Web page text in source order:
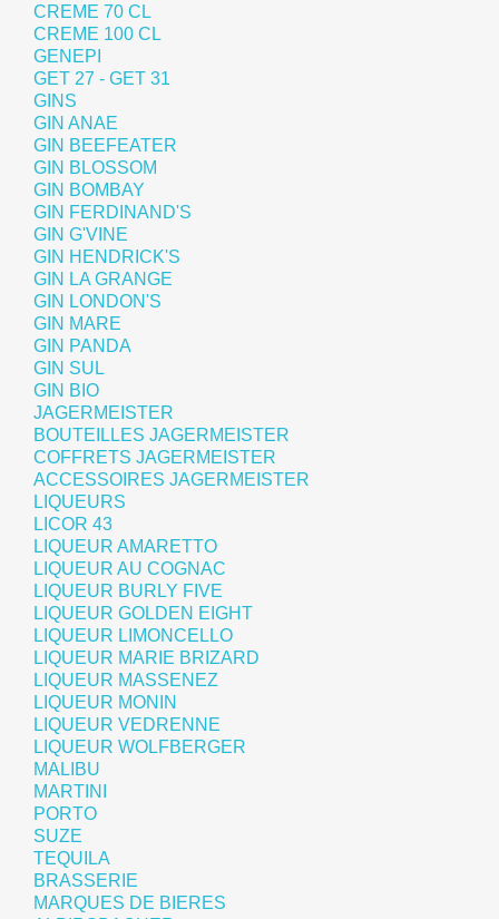
CREME 70 CL
CREME 100 CL
GENEPI
GET 27 - GET 31
GINS
GIN ANAE
GIN BEEFEATER
GIN BLOSSOM
GIN BOMBAY
GIN FERDINAND'S
GIN G'VINE
GIN HENDRICK'S
GIN LA GRANGE
GIN LONDON'S
GIN MARE
GIN PANDA
GIN SUL
GIN BIO
JAGERMEISTER
BOUTEILLES JAGERMEISTER
COFFRETS JAGERMEISTER
ACCESSOIRES JAGERMEISTER
LIQUEURS
LICOR 43
LIQUEUR AMARETTO
LIQUEUR AU COGNAC
LIQUEUR BURLY FIVE
LIQUEUR GOLDEN EIGHT
LIQUEUR LIMONCELLO
LIQUEUR MARIE BRIZARD
LIQUEUR MASSENEZ
LIQUEUR MONIN
LIQUEUR VEDRENNE
LIQUEUR WOLFBERGER
MALIBU
MARTINI
PORTO
SUZE
TEQUILA
BRASSERIE
MARQUES DE BIERES